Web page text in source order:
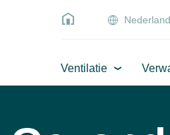
Ventilatie